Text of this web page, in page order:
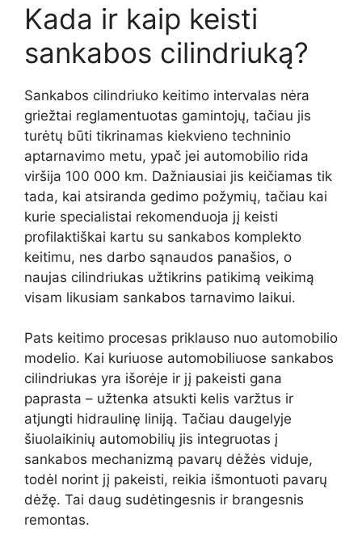
Kada ir kaip keisti
sankabos cilindriuką?
Sankabos cilindriuko keitimo intervalas nėra
griežtai reglamentuotas gamintojų, tačiau jis
turėtų būti tikrinamas kiekvieno techninio
aptarnavimo metu, ypač jei automobilio rida
viršija 100 000 km. Dažniausiai jis keičiamas tik
tada, kai atsiranda gedimo požymių, tačiau kai
kurie specialistai rekomenduoja jį keisti
profilaktiškai kartu su sankabos komplekto
keitimu, nes darbo sąnaudos panašios, o
naujas cilindriukas užtikrins patikimą veikimą
visam likusiam sankabos tarnavimo laikui.
Pats keitimo procesas priklauso nuo automobilio
modelio. Kai kuriuose automobiliuose sankabos
cilindriukas yra išorėje ir jį pakeisti gana
paprasta – užtenka atsukti kelis varžtus ir
atjungti hidraulinę liniją. Tačiau daugelyje
šiuolaikinių automobilių jis integruotas į
sankabos mechanizmą pavarų dėžės viduje,
todėl norint jį pakeisti, reikia išmontuoti pavarų
dėžę. Tai daug sudėtingesnis ir brangesnis
remontas.